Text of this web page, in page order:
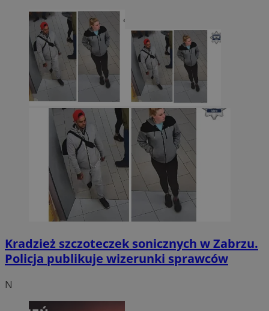
Kradzież szczoteczek sonicznych w Zabrzu.
Policja publikuje wizerunki sprawców
N